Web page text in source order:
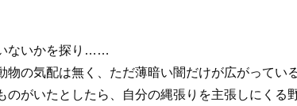
ないかを探り……
の気配は無く、ただ薄暗い闇だけが広がってい
がいたとしたら、自分の縄張りを主張しにくる